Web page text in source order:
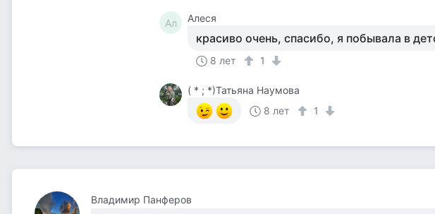
Ал Алеся
красиво очень, спасибо, я побывала в
8 лет 1
( * ; *)Татьяна Наумова
8 лет
1
Владимир Панферов